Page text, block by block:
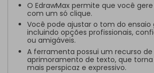
O EdrawMax permite que você
com um só clique.
Você pode ajustar o tom do ensaio
incluindo opções profissionais,
ou amigáveis.
A ferramenta possui um recurso de
aprimoramento de texto, que torna
mais perspicaz e expressivo.